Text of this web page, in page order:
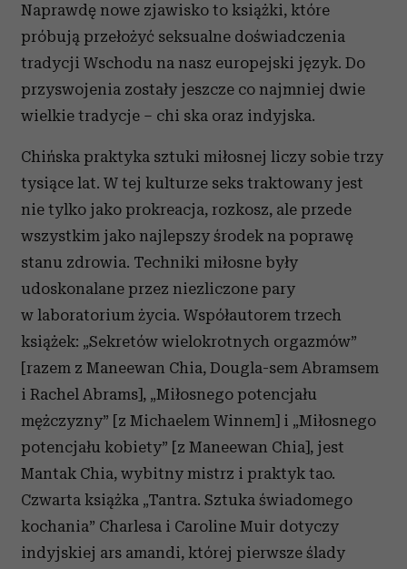
Naprawdę nowe zjawisko to książki, które
próbują przełożyć seksualne doświadczenia
tradycji Wschodu na nasz europejski język. Do
przyswojenia zostały jeszcze co najmniej dwie
wielkie tradycje – chi ska oraz indyjska.
Chińska praktyka sztuki miłosnej liczy sobie trzy
tysiące lat. W tej kulturze seks traktowany jest
nie tylko jako prokreacja, rozkosz, ale przede
wszystkim jako najlepszy środek na poprawę
stanu zdrowia. Techniki miłosne były
udoskonalane przez niezliczone pary
w laboratorium życia. Współautorem trzech
książek: „Sekretów wielokrotnych orgazmów”
[razem z Maneewan Chia, Dougla-sem Abramsem
i Rachel Abrams], „Miłosnego potencjału
mężczyzny” [z Michaelem Winnem] i „Miłosnego
potencjału kobiety” [z Maneewan Chia], jest
Mantak Chia, wybitny mistrz i praktyk tao.
Czwarta książka „Tantra. Sztuka świadomego
kochania” Charlesa i Caroline Muir dotyczy
indyjskiej ars amandi, której pierwsze ślady